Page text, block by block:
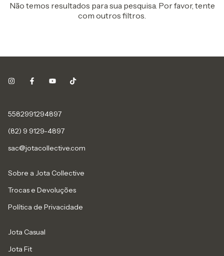
Não temos resultados para sua pesquisa. Por favor, tente
com outros filtros.
5582991294897
(82) 9 9129-4897
sac@jotacollective.com
Sobre a Jota Collective
Trocas e Devoluções
Política de Privacidade
Jota Casual
Jota Fit